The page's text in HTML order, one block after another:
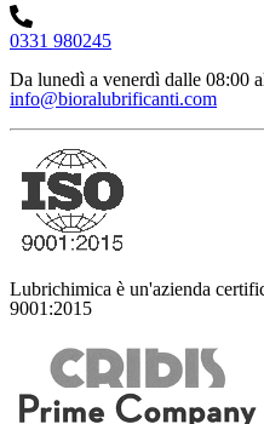
0331 980245
Da lunedì a venerdì dalle 08:00
info@bioralubrificanti.com
Lubrichimica è un'azienda
9001:2015